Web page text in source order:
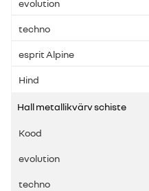
Hall metallikvärv schiste